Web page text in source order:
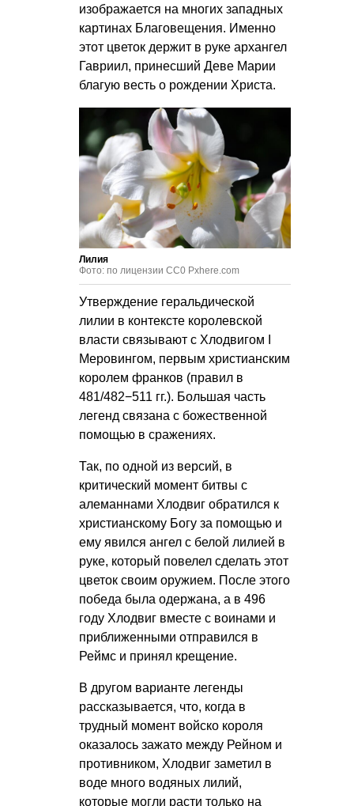
изображается на многих западных
картинах Благовещения. Именно
этот цветок держит в руке архангел
Гавриил, принесший Деве Марии
благую весть о рождении Христа.
Лилия
Фото: по лицензии CC0 Pxhere.com
Утверждение геральдической
лилии в контексте королевской
власти связывают с Хлодвигом I
Меровингом, первым христианским
королем франков (правил в
481/482−511 гг.). Большая часть
легенд связана с божественной
помощью в сражениях.
Так, по одной из версий, в
критический момент битвы с
алеманнами Хлодвиг обратился к
христианскому Богу за помощью и
ему явился ангел с белой лилией в
руке, который повелел сделать этот
цветок своим оружием. После этого
победа была одержана, а в 496
году Хлодвиг вместе с воинами и
приближенными отправился в
Реймс и принял крещение.
В другом варианте легенды
рассказывается, что, когда в
трудный момент войско короля
оказалось зажато между Рейном и
противником, Хлодвиг заметил в
воде много водяных лилий,
которые могли расти только на